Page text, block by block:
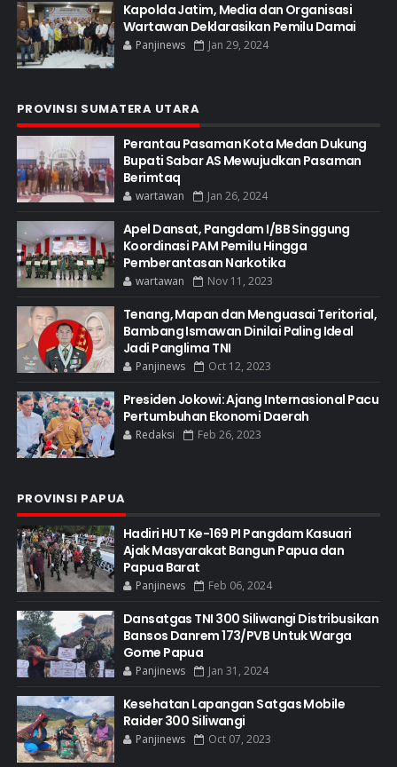
Kapolda Jatim, Media dan Organisasi
Wartawan Deklarasikan Pemilu Damai
Panjinews Jan 29, 2024
PROVINSI SUMATERA UTARA
Perantau Pasaman Kota Medan Dukung
Bupati Sabar AS Mewujudkan Pasaman
Berimtaq
wartawan Jan 26, 2024
Apel Dansat, Pangdam I/BB Singgung
Koordinasi PAM Pemilu Hingga
Pemberantasan Narkotika
wartawan Nov 11, 2023
Tenang, Mapan dan Menguasai Teritorial,
Bambang Ismawan Dinilai Paling Ideal
Jadi Panglima TNI
Panjinews Oct 12, 2023
Presiden Jokowi: Ajang Internasional Pacu
Pertumbuhan Ekonomi Daerah
Redaksi Feb 26, 2023
PROVINSI PAPUA
Hadiri HUT Ke-169 PI Pangdam Kasuari
Ajak Masyarakat Bangun Papua dan
Papua Barat
Panjinews Feb 06, 2024
Dansatgas TNI 300 Siliwangi Distribusikan
Bansos Danrem 173/PVB Untuk Warga
Gome Papua
Panjinews Jan 31, 2024
Kesehatan Lapangan Satgas Mobile
Raider 300 Siliwangi
Panjinews Oct 07, 2023